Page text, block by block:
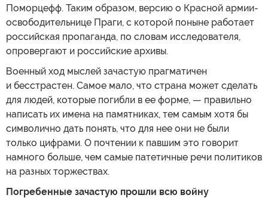
Поморцефф. Таким образом, версию о Красной армии-
освободительнице Праги, с которой поныне работает
российская пропаганда, по словам исследователя,
опровергают и российские архивы.
Военный ход мыслей зачастую прагматичен
и бесстрастен. Самое мало, что страна может сделать
для людей, которые погибли в ее форме, — правильно
написать их имена на памятниках, тем самым хотя бы
символично дать понять, что для нее они не были
только цифрами. О почтении к павшим это говорит
намного больше, чем самые патетичные речи политиков
на разных торжествах.
Погребенные зачастую прошли всю войну